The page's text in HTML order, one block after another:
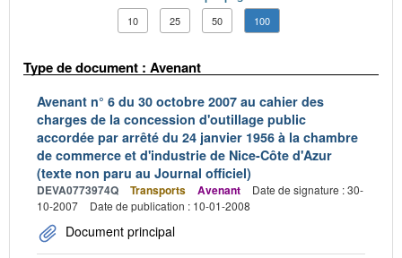
10 25 50 100
Type de document : Avenant
Avenant n° 6 du 30 octobre 2007 au cahier des
charges de la concession d'outillage public
accordée par arrêté du 24 janvier 1956 à la chambre
de commerce et d'industrie de Nice-Côte d'Azur
(texte non paru au Journal officiel)
DEVA0773974Q Transports Avenant
Date de signature : 30-
10-2007
Date de publication : 10-01-2008
Document principal